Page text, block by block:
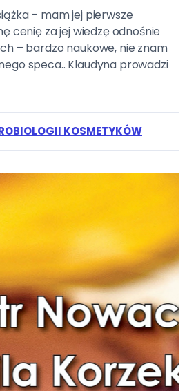
– mam jej pierwsze
cenię za jej wiedzę odnośnie
– bardzo naukowe, nie znam
speca.. Klaudyna prowadzi
KOSMETYKÓW